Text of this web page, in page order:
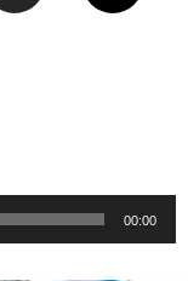
00:00